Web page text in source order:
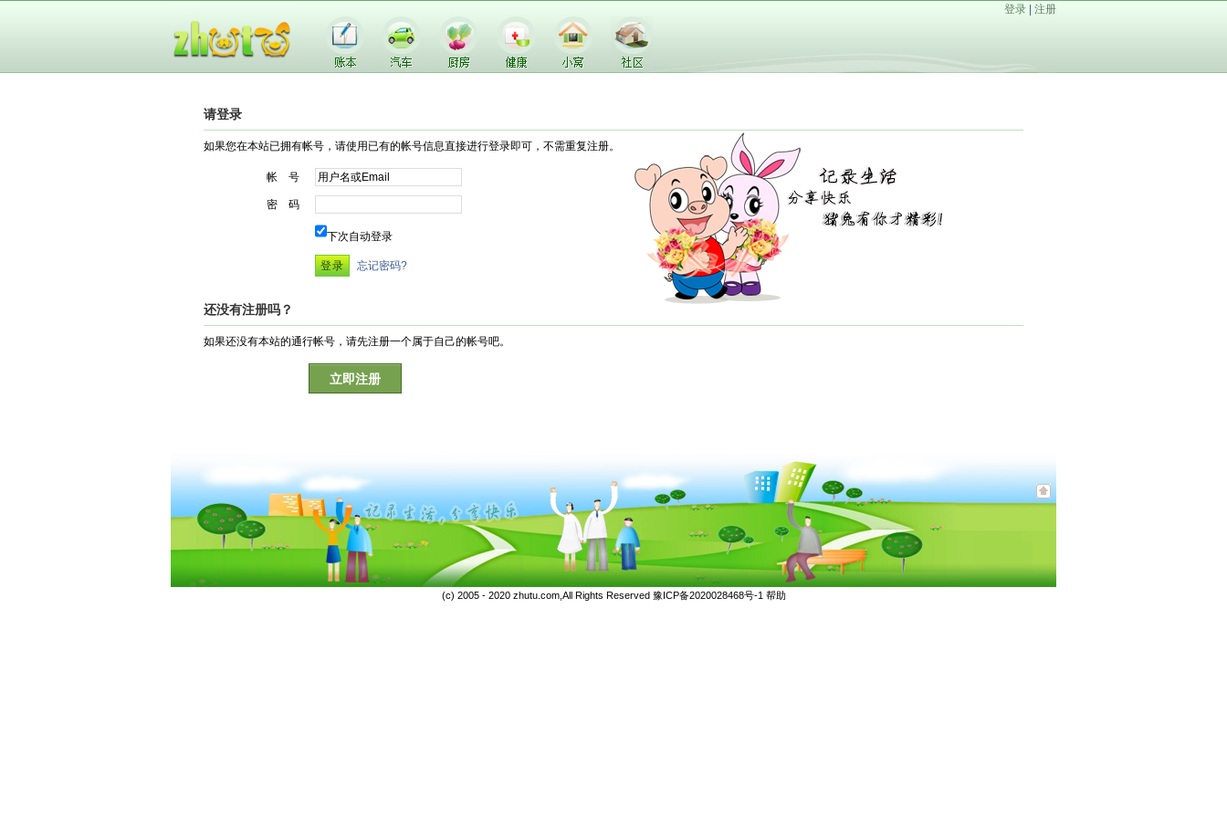
登录 注册
请登录
如果您在本站已拥有帐号，请使用已有的帐号信息直接进行登录即可，不需重复注册。
帐 号
密 码
下次自动登录
忘记密码?
还没有注册吗？
如果还没有本站的通行帐号，请先注册一个属于自己的帐号吧。
立即注册
(c) 2005 - 2020 zhutu.com,All Rights Reserved 豫ICP备2020028468号-1 帮助